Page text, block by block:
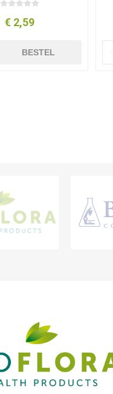
€ 2,59
BESTEL